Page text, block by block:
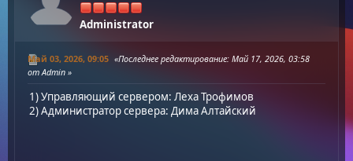
Administrator
Май 03, 2026, 09:05 Последнее редактирование: Май 17, 2026, 03:58
от Admin
1) Управляющий сервером: Леха Трофимов
2) Администратор сервера: Дима Алтайский